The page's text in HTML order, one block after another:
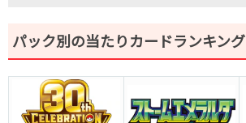
パック別の当たりカードランキング